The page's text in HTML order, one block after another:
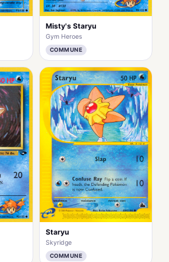
Misty's Staryu
Gym Heroes
COMMUNE
Staryu
Skyridge
COMMUNE